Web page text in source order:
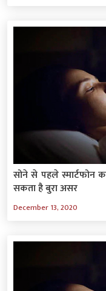
सोने से पहले स्मार्टफोन
सकता है बुरा असर
December 13, 2020